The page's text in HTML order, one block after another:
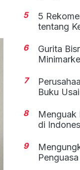
5
5
tentang
6
Gurita
7
Buku
8
Menguak
di
9